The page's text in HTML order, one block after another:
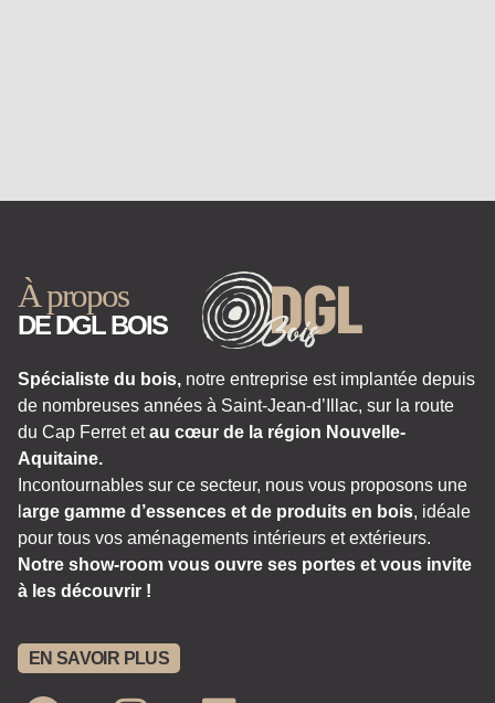
À propos
DE DGL BOIS
Spécialiste du bois, notre entreprise est implantée depuis
de nombreuses années à Saint-Jean-d’Illac, sur la route
du Cap Ferret etau cœur de la région Nouvelle-
Aquitaine.
Incontournables sur ce secteur, nous vous proposons une
arge gamme d’essences et de produits en bois, idéale
pour tous vos aménagements intérieurs et extérieurs.
Notre show-room vous ouvre ses portes et vous invite
à les découvrir !
EN SAVOIR PLUS